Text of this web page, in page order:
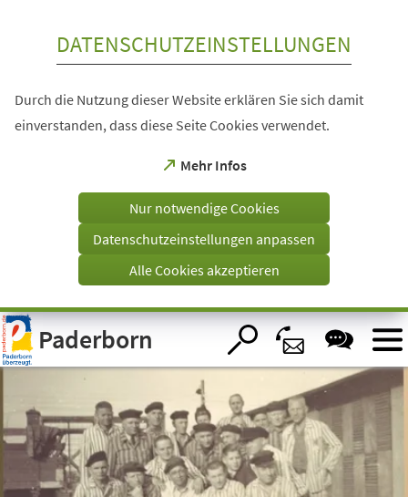
Visuelle
Assistenzsoftware
öffnen.
DATENSCHUTZEINSTELLUNGEN
Durch die Nutzung dieser Website erklären Sie sich damit
einverstanden, dass diese Seite Cookies verwendet.
Mehr Infos
(Öffnet
einem
Tab)
Nur notwendige Cookies
Datenschutzeinstellungen anpassen
Alle Cookies akzeptieren
Paderborn